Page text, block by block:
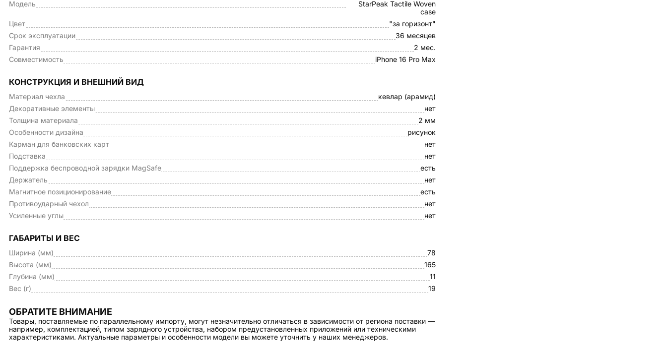
Модель
StarPeak Tactile Woven
case
Цвет
"за горизонт"
Срок эксплуатации
36 месяцев
Гарантия
2 мес.
Совместимость
iPhone 16 Pro Max
КОНСТРУКЦИЯ И ВНЕШНИЙ ВИД
Материал чехла
кевлар (арамид)
Декоративные элементы
нет
Толщина материала
2 мм
Особенности дизайна
рисунок
Карман для банковских карт
нет
Подставка
нет
Поддержка беспроводной зарядки MagSafe
есть
Держатель
нет
Магнитное позиционирование
есть
Противоударный чехол
нет
Усиленные углы
нет
ГАБАРИТЫ И ВЕС
Ширина (мм)
78
Высота (мм)
165
Глубина (мм)
11
Вес (г)
19
ОБРАТИТЕ ВНИМАНИЕ
Товары, поставляемые по параллельному импорту, могут незначительно отличаться в зависимости от региона поставки —
например, комплектацией, типом зарядного устройства, набором предустановленных приложений или техническими
характеристиками. Актуальные параметры и особенности модели вы можете уточнить у наших менеджеров.